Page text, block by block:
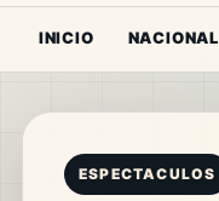
INICIO NACIONAL
ESPECTACULOS